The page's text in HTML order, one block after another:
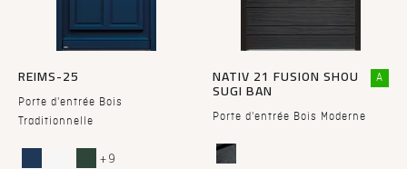
REIMS-25
Porte d'entrée Bois
Traditionnelle
+ 9
NATIV 21 FUSION SHOU
SUGI BAN
Porte d'entrée Bois Moderne
A